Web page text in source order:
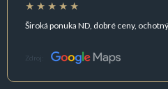
Široká ponuka ND, dobré ceny,
Zdroj: